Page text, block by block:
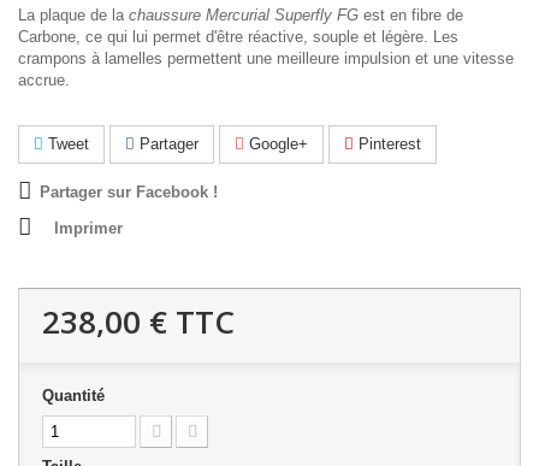
La plaque de la chaussure Mercurial Superfly FG est en fibre de
Carbone, ce qui lui permet d'être réactive, souple et légère. Les
crampons à lamelles permettent une meilleure impulsion et une vitesse
accrue.
Tweet Partager Google+ Pinterest
Partager sur Facebook !
Imprimer
238,00 € TTC
Quantité